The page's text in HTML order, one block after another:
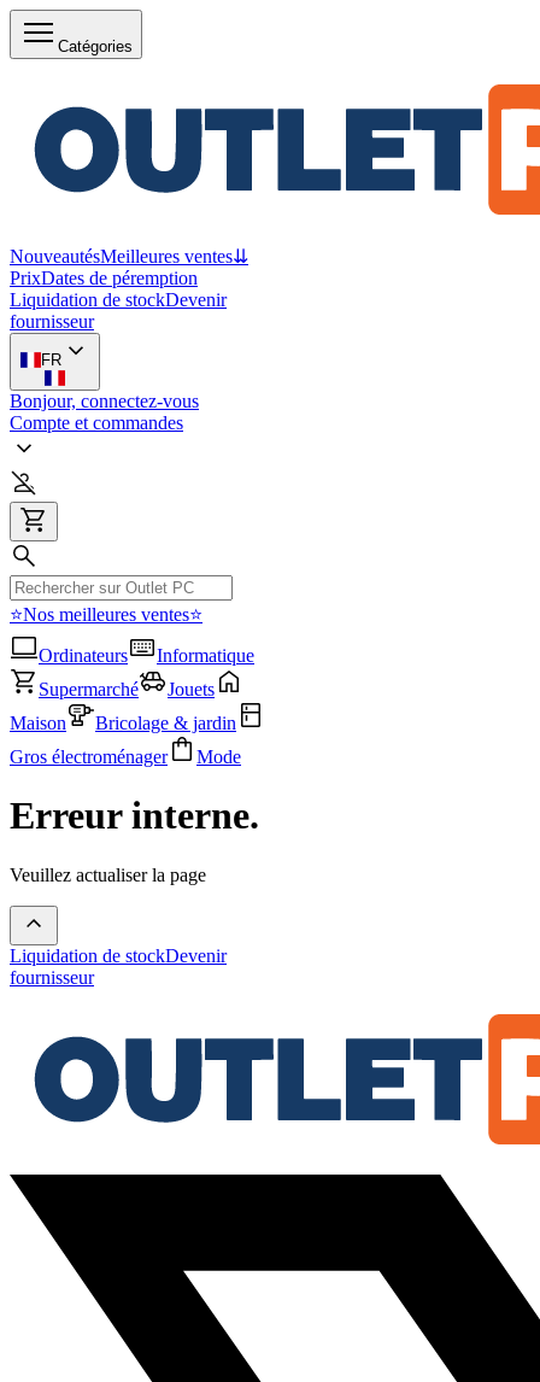
Catégories
NouveautésMeilleures ventes⇊
PrixDates de péremption
Liquidation de stockDevenir
fournisseur
FR
Bonjour, connectez-vous
Compte et commandes
⭐Nos meilleures ventes⭐
Ordinateurs
Informatique
Supermarché
Jouets
Maison
Bricolage & jardin
Gros électroménager
Mode
Erreur interne.
Veuillez actualiser la page
Liquidation de stockDevenir
fournisseur